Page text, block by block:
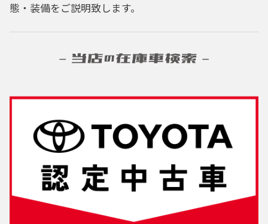
態・装備をご説明致します。